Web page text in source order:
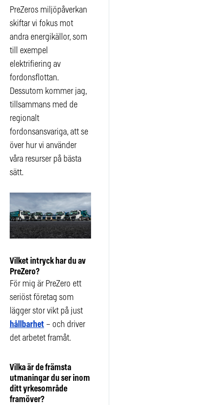
PreZeros miljöpåverkan
skiftar vi fokus mot
andra energikällor, som
till exempel
elektrifiering av
fordonsflottan.
Dessutom kommer jag,
tillsammans med de
regionalt
fordonsansvariga, att se
över hur vi använder
våra resurser på bästa
sätt.
Vilket intryck har du av
PreZero?
För mig är PreZero ett
seriöst företag som
lägger stor vikt på just
hållbarhet – och driver
det arbetet framåt.
Vilka är de främsta
utmaningar du ser inom
ditt yrkesområde
framöver?